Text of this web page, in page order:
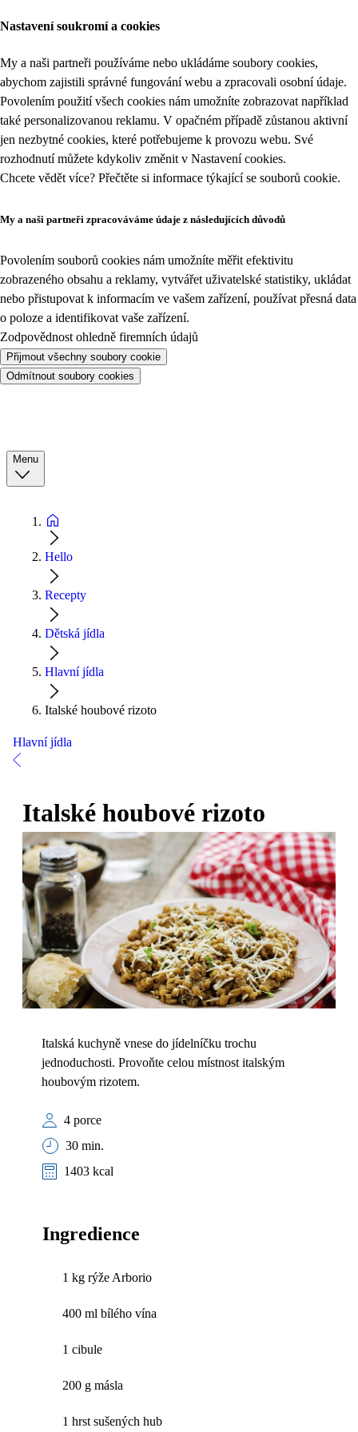
Nastavení soukromí a cookies
My a naši partneři používáme nebo ukládáme soubory cookies,
abychom zajistili správné fungování webu a zpracovali osobní údaje.
Povolením použití všech cookies nám umožníte zobrazovat například
také personalizovanou reklamu. V opačném případě zůstanou aktivní
jen nezbytné cookies, které potřebujeme k provozu webu. Své
rozhodnutí můžete kdykoliv změnit v Nastavení cookies.
Chcete vědět více? Přečtěte si informace týkající se souborů cookie.
My a naši partneři zpracováváme údaje z následujících důvodů
Povolením souborů cookies nám umožníte měřit efektivitu
zobrazeného obsahu a reklamy, vytvářet uživatelské statistiky, ukládat
nebo přistupovat k informacím ve vašem zařízení, používat přesná data
o poloze a identifikovat vaše zařízení.
Zodpovědnost ohledně firemních údajů
Přijmout všechny soubory cookie
Odmítnout soubory cookies
Menu
Hello
Recepty
Dětská jídla
Hlavní jídla
Italské houbové rizoto
Hlavní jídla
Italské houbové rizoto
Italská kuchyně vnese do jídelníčku trochu
jednoduchosti. Provoňte celou místnost italským
houbovým rizotem.
4 porce
30 min.
1403 kcal
Ingredience
1 kg rýže Arborio
400 ml bílého vína
1 cibule
200 g másla
1 hrst sušených hub